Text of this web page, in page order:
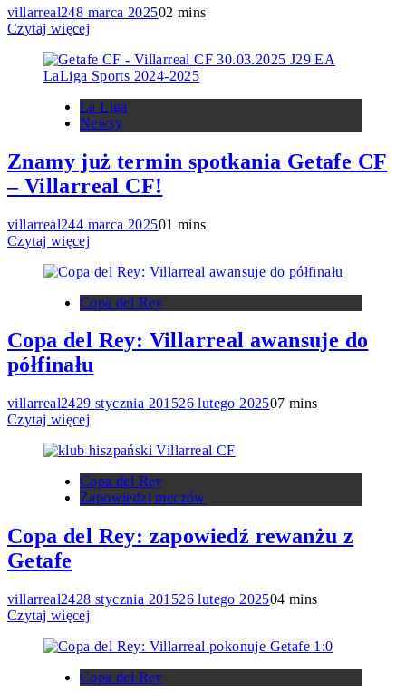
villarreal248 marca 202502 mins
Czytaj więcej
La Liga
Newsy
Znamy już termin spotkania Getafe CF
– Villarreal CF!
villarreal244 marca 202501 mins
Czytaj więcej
Copa del Rey
Copa del Rey: Villarreal awansuje do
półfinału
villarreal2429 stycznia 201526 lutego 202507 mins
Czytaj więcej
Copa del Rey
Zapowiedzi meczów
Copa del Rey: zapowiedź rewanżu z
Getafe
villarreal2428 stycznia 201526 lutego 202504 mins
Czytaj więcej
Copa del Rey